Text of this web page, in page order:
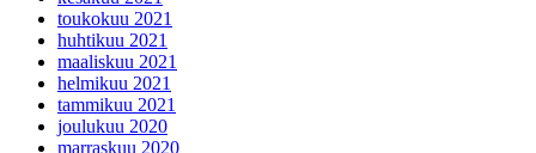
toukokuu 2021
huhtikuu 2021
maaliskuu 2021
helmikuu 2021
tammikuu 2021
joulukuu 2020
marraskuu 2020